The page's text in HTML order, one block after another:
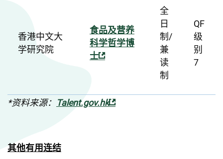
香港中文大
学研究院
食品及营养
科学哲学博
士
全
日
制/
兼
读
制
QF
级
别
7
*资料来源： Talent.gov.hk
其他有用连结